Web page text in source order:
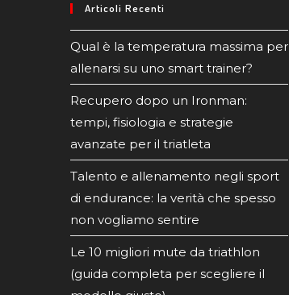
Articoli Recenti
Qual è la temperatura massima per
allenarsi su uno smart trainer?
Recupero dopo un Ironman:
tempi, fisiologia e strategie
avanzate per il triatleta
Talento e allenamento negli sport
di endurance: la verità che spesso
non vogliamo sentire
Le 10 migliori mute da triathlon
(guida completa per scegliere il